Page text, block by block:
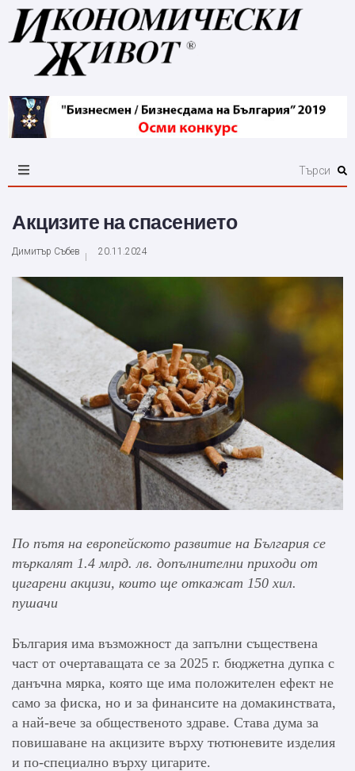
Акцизите на спасението
Димитър Събев 20.11.2024
По пътя на европейското развитие на България се
търкалят 1.4 млрд. лв. допълнителни приходи от
цигарени акцизи, които ще откажат 150 хил.
пушачи
България има възможност да запълни съществена
част от очертаващата се за 2025 г. бюджетна дупка с
данъчна мярка, която ще има положителен ефект не
само за фиска, но и за финансите на домакинствата,
а най-вече за общественото здраве. Става дума за
повишаване на акцизите върху тютюневите изделия
и по-специално върху цигарите.